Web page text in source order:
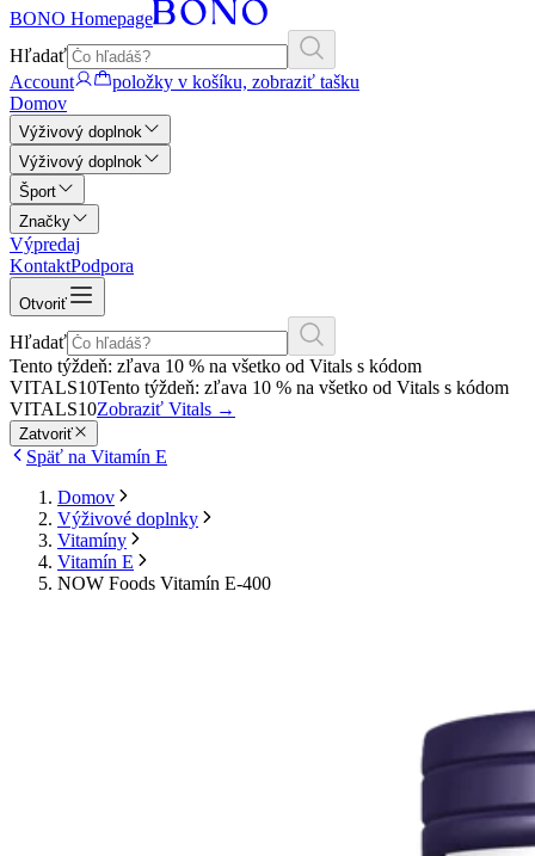
BONO Homepage
Hľadať
Account
položky v košíku, zobraziť tašku
Domov
Výživový doplnok
Výživový doplnok
Šport
Značky
Výpredaj
KontaktPodpora
Otvoriť
Hľadať
Tento týždeň: zľava 10 % na všetko od Vitals s kódom
VITALS10Tento týždeň: zľava 10 % na všetko od Vitals s kódom
VITALS10Zobraziť Vitals →
Zatvoriť
Späť na Vitamín E
Domov
Výživové doplnky
Vitamíny
Vitamín E
NOW Foods Vitamín E-400